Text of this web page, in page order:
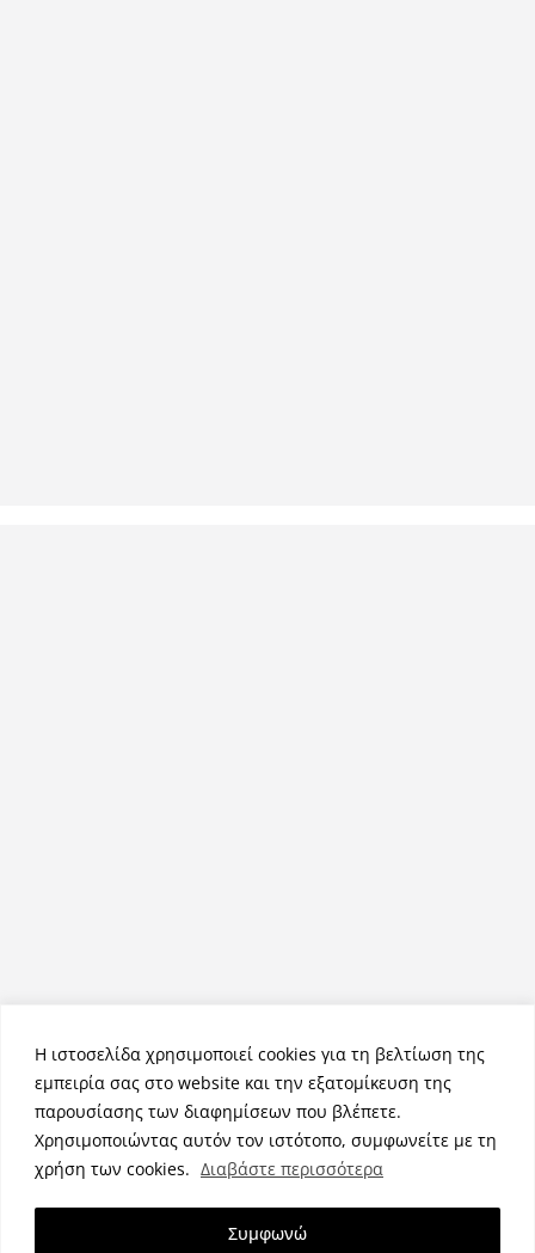
Η ιστοσελίδα χρησιμοποιεί cookies για τη βελτίωση της
εμπειρία σας στο website και την εξατομίκευση της
παρουσίασης των διαφημίσεων που βλέπετε.
Χρησιμοποιώντας αυτόν τον ιστότοπο, συμφωνείτε με τη
χρήση των cookies. Διαβάστε περισσότερα
Συμφωνώ
Πνευματικά Δικαιώματα © 2026NemeaPress. Τα πνευματικά
δικαιώματα προστατεύονται.
Θέμα:ColorMagαπό ThemeGrill. Κατασκευασμένο με
WordPress